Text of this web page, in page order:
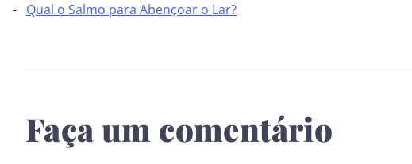
Qual o Salmo para Abençoar o Lar?
Faça um comentário